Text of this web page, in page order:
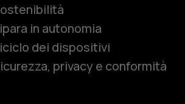
in autonomia
dei dispositivi
privacy e conformità